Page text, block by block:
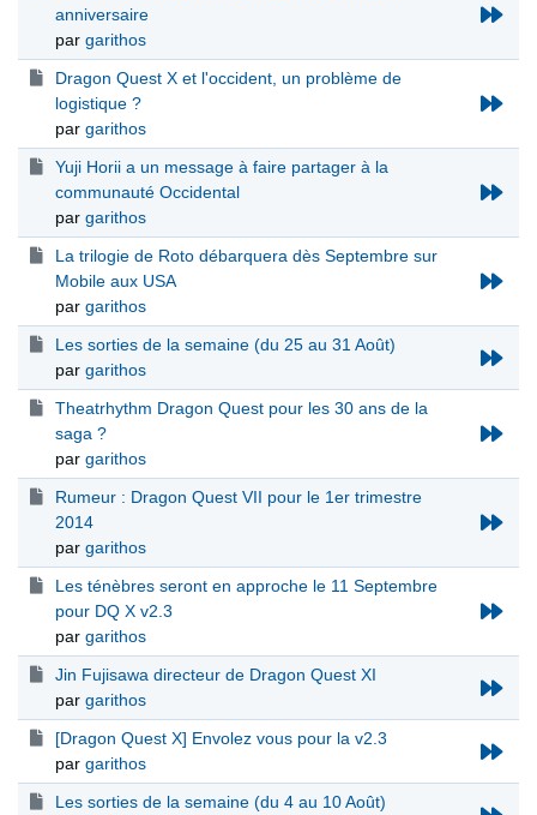
anniversaire
par garithos
Dragon Quest X et l'occident, un problème de
logistique ?
par garithos
Yuji Horii a un message à faire partager à la
communauté Occidental
par garithos
La trilogie de Roto débarquera dès Septembre sur
Mobile aux USA
par garithos
Les sorties de la semaine (du 25 au 31 Août)
par garithos
Theatrhythm Dragon Quest pour les 30 ans de la
saga ?
par garithos
Rumeur : Dragon Quest VII pour le 1er trimestre
2014
par garithos
Les ténèbres seront en approche le 11 Septembre
pour DQ X v2.3
par garithos
Jin Fujisawa directeur de Dragon Quest XI
par garithos
[Dragon Quest X] Envolez vous pour la v2.3
par garithos
Les sorties de la semaine (du 4 au 10 Août)